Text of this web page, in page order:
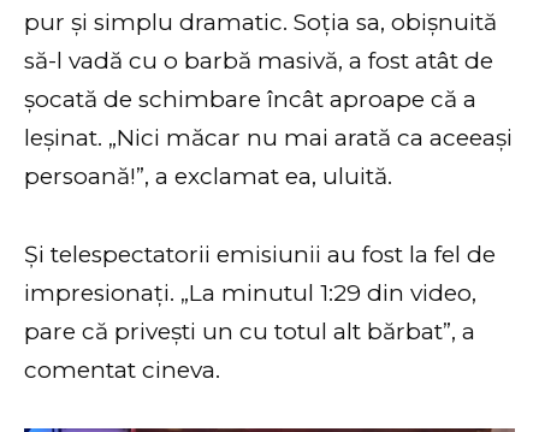
pur și simplu dramatic. Soția sa, obișnuită
să-l vadă cu o barbă masivă, a fost atât de
șocată de schimbare încât aproape că a
leșinat. „Nici măcar nu mai arată ca aceeași
persoană!”, a exclamat ea, uluită.
Și telespectatorii emisiunii au fost la fel de
impresionați. „La minutul 1:29 din video,
pare că privești un cu totul alt bărbat”, a
comentat cineva.